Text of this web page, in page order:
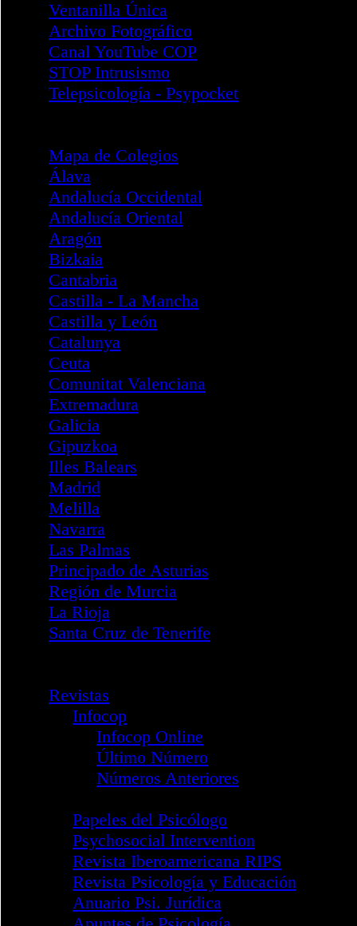
División PCIA
Área Igualdad de Género
Facultades de Psicología
Emergencias y Catástrofes
Objetivos del Área
Composición del Área
Acciones
Documentos I
Documentos II
Legislación y Protocolos
Intervención - COVID19
Intervención - DANA
Boletines
Servicios
Acreditaciones Formación
FOCAD
Correo Electrónico
Configuración
Cambio de contraseña
Spam
Correo Seguro
Aviso de Seguridad
Cursos y Actividades
Miembro Internacional
Reglamento Miembro
Reglamento PDF
Formulario Internacional